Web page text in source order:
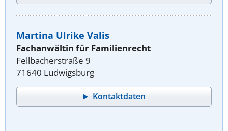
Martina Ulrike Valis
Fachanwältin für Familienrecht
Fellbacherstraße 9
71640 Ludwigsburg
Kontaktdaten